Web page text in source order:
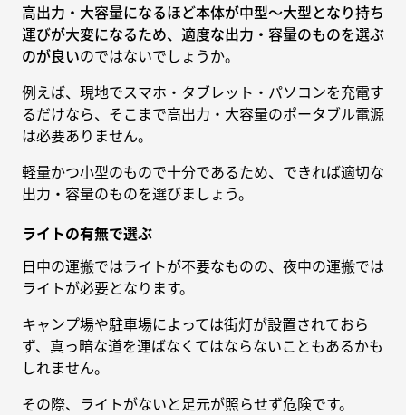
高出力・大容量になるほど本体が中型〜大型となり持ち
運びが大変になるため、適度な出力・容量のものを選ぶ
のが良いのではないでしょうか。
例えば、現地でスマホ・タブレット・パソコンを充電す
るだけなら、そこまで高出力・大容量のポータブル電源
は必要ありません。
軽量かつ小型のもので十分であるため、できれば適切な
出力・容量のものを選びましょう。
ライトの有無で選ぶ
日中の運搬ではライトが不要なものの、夜中の運搬では
ライトが必要となります。
キャンプ場や駐車場によっては街灯が設置されておら
ず、真っ暗な道を運ばなくてはならないこともあるかも
しれません。
その際、ライトがないと足元が照らせず危険です。